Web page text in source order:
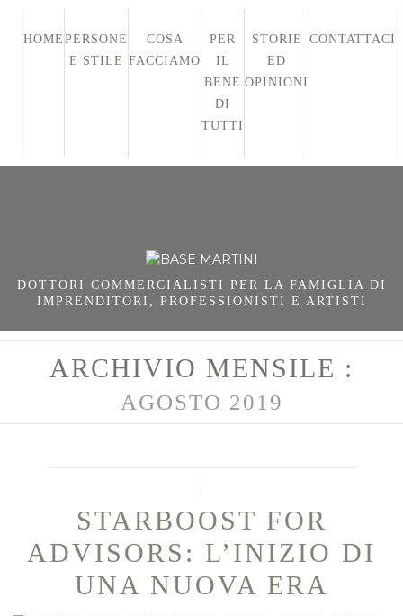
HOME PERSONE
E STILE
COSA
FACCIAMO
PER
IL
BENE
DI
TUTTI
STORIE
ED
OPINIONI
CONTATTACI
DOTTORI COMMERCIALISTI PER LA FAMIGLIA DI
IMPRENDITORI, PROFESSIONISTI E ARTISTI
ARCHIVIO MENSILE :
AGOSTO 2019
STARBOOST FOR
ADVISORS: L’INIZIO DI
UNA NUOVA ERA